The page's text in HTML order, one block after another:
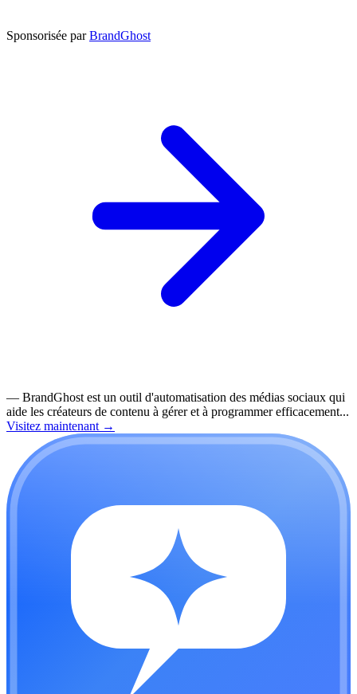
Sponsorisée par BrandGhost
— BrandGhost est un outil d'automatisation des médias sociaux qui
aide les créateurs de contenu à gérer et à programmer efficacement...
Visitez maintenant →